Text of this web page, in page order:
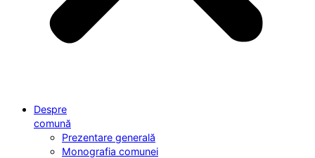
Despre
comună
Prezentare generală
Monografia comunei